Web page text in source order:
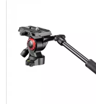
complètent cette
bandoulière, un
structure de